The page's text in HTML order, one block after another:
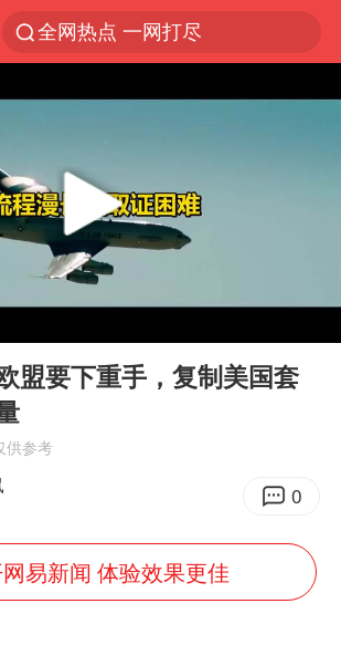
全网热点 一网打尽
盟要下重手，复制美国套
供参考
0
易新闻 体验效果更佳